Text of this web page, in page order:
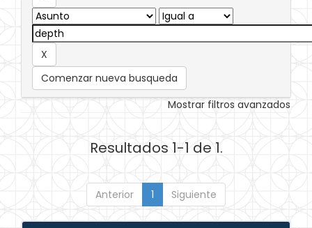
Comenzar nueva busqueda
Mostrar filtros avanzados
Resultados 1-1 de 1.
Anterior 1 Siguiente